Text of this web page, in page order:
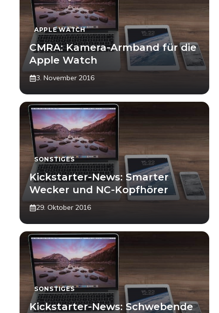
APPLE WATCH
CMRA: Kamera-Armband für die
Apple Watch
3. November 2016
SONSTIGES
Kickstarter-News: Smarter
Wecker und NC-Kopfhörer
29. Oktober 2016
SONSTIGES
Kickstarter-News: Schwebende